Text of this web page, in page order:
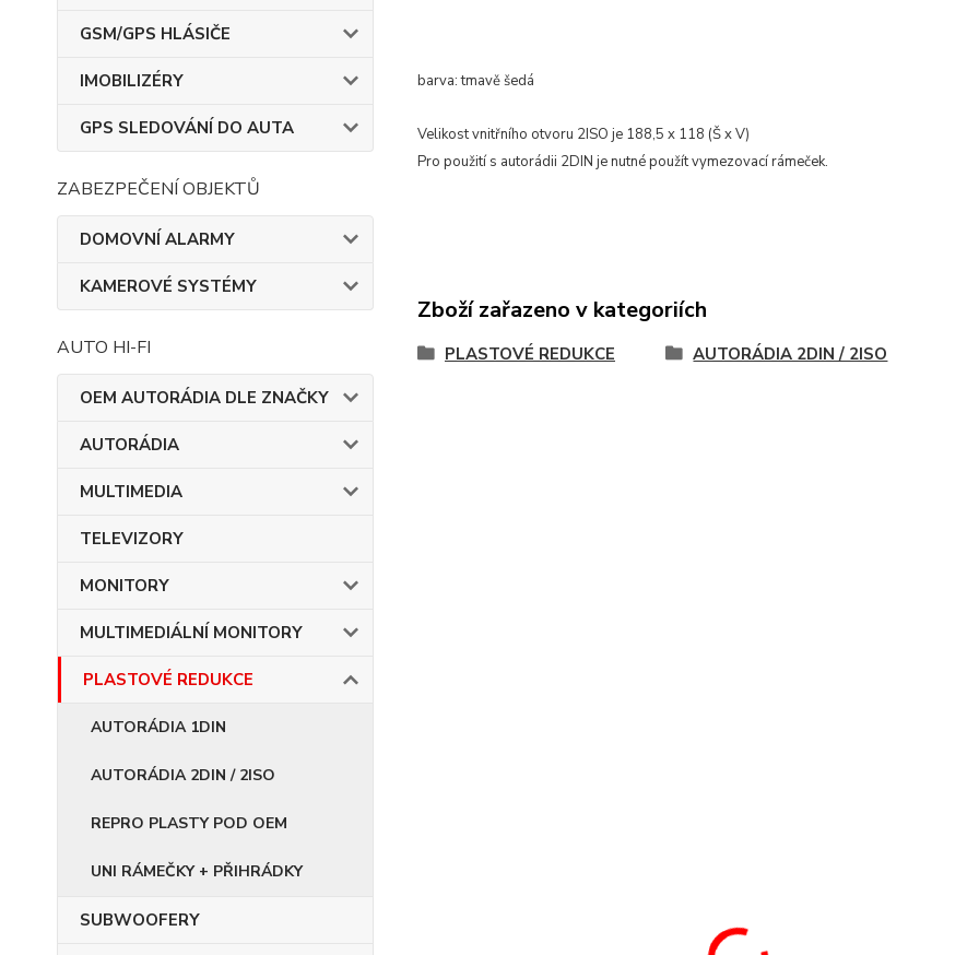
GSM/GPS HLÁSIČE
IMOBILIZÉRY
GPS SLEDOVÁNÍ DO AUTA
ZABEZPEČENÍ OBJEKTŮ
DOMOVNÍ ALARMY
KAMEROVÉ SYSTÉMY
AUTO HI-FI
OEM AUTORÁDIA DLE ZNAČKY
AUTORÁDIA
MULTIMEDIA
TELEVIZORY
MONITORY
MULTIMEDIÁLNÍ MONITORY
PLASTOVÉ REDUKCE
AUTORÁDIA 1DIN
AUTORÁDIA 2DIN / 2ISO
REPRO PLASTY POD OEM
UNI RÁMEČKY + PŘIHRÁDKY
SUBWOOFERY
barva: tmavě šedá
Velikost vnitřního otvoru 2ISO je 188,5 x 118 (Š x V)
Pro použití s autorádii 2DIN je nutné použít vymezovací rámeček.
Zboží zařazeno v kategoriích
PLASTOVÉ REDUKCE AUTORÁDIA 2DIN / 2ISO